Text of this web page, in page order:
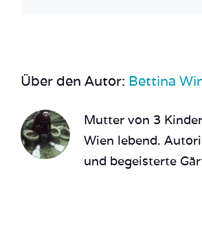
Über den Autor: Bettina
Mutter von 3
Wien lebend.
und begeisterte